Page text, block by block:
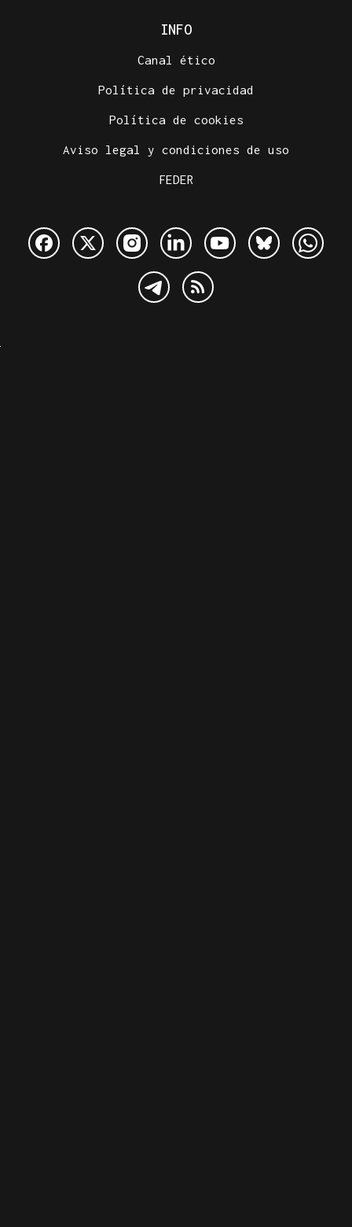
INFO
Canal ético
Política de privacidad
Política de cookies
Aviso legal y condiciones de uso
FEDER